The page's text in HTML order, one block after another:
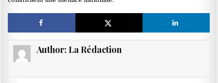
Author: La Rédaction